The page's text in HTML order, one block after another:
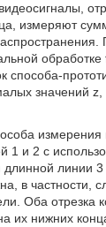
измеряют
обработке
способа-
значений z,
1 и 2 с
длинной линии
в частности,
Оба отрезка
их нижних